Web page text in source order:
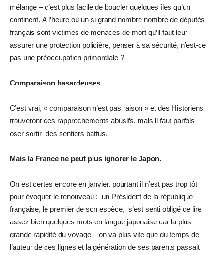
mélange – c’est plus facile de boucler quelques îles qu’un
continent. A l’heure où un si grand nombre nombre de députés
français sont victimes de menaces de mort qu’il faut leur
assurer une protection policière, penser à sa sécurité, n’est-ce
pas une préoccupation primordiale ?
Comparaison hasardeuses.
C’est vrai, « comparaison n’est pas raison » et des Historiens
trouveront ces rapprochements abusifs, mais il faut parfois
oser sortir des sentiers battus.
Mais la France ne peut plus ignorer le Japon.
On est certes encore en janvier, pourtant il n’est pas trop tôt
pour évoquer le renouveau : un Président de la république
française, le premier de son espèce, s’est senti obligé de lire
assez bien quelques mots en langue japonaise car la plus
grande rapidité du voyage – on va plus vite que du temps de
l’auteur de ces lignes et la génération de ses parents passait